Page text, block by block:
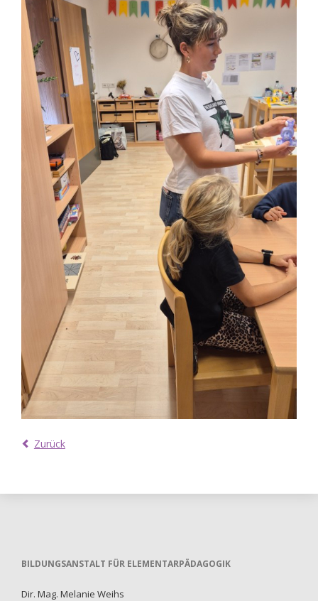
Zurück
BILDUNGSANSTALT FÜR ELEMENTARPÄDAGOGIK
Dir. Mag. Melanie Weihs